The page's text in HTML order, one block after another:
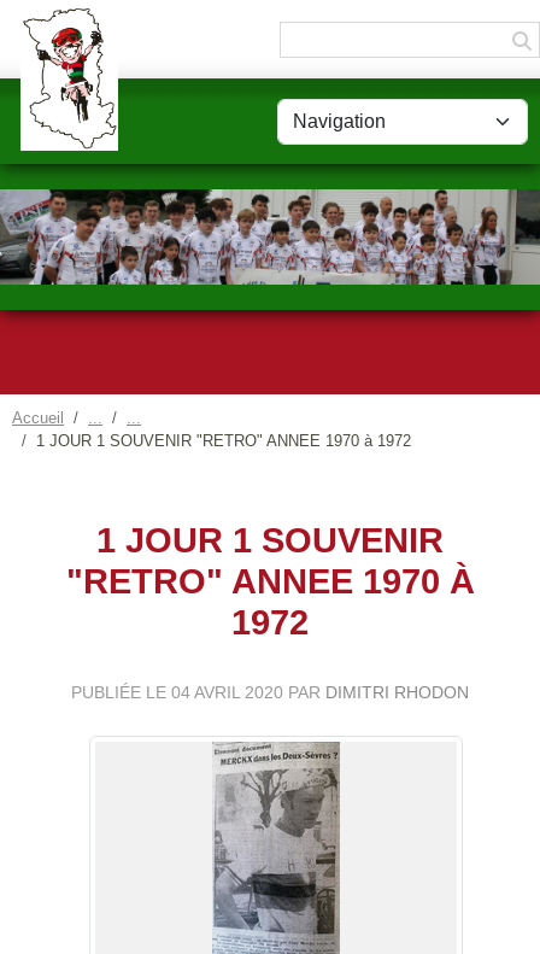
Accueil
1 JOUR 1 SOUVENIR "RETRO" ANNEE 1970 à 1972
1 JOUR 1 SOUVENIR
"RETRO" ANNEE 1970 À
1972
PUBLIÉE LE 04 AVRIL 2020 PAR DIMITRI RHODON
Panneau de gestion des cookies